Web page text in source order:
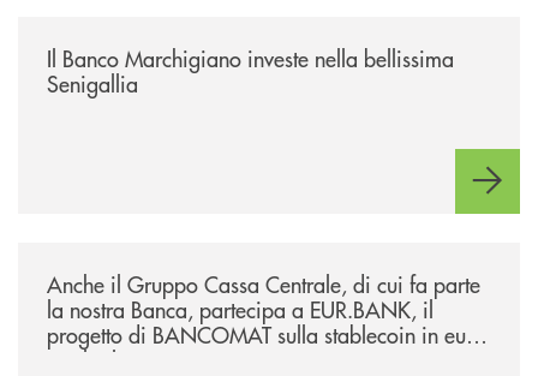
Il Banco Marchigiano investe nella bellissima
Senigallia
Anche il Gruppo Cassa Centrale, di cui fa parte
la nostra Banca, partecipa a EUR.BANK, il
progetto di BANCOMAT sulla stablecoin in euro
e sul relativo ecosistema